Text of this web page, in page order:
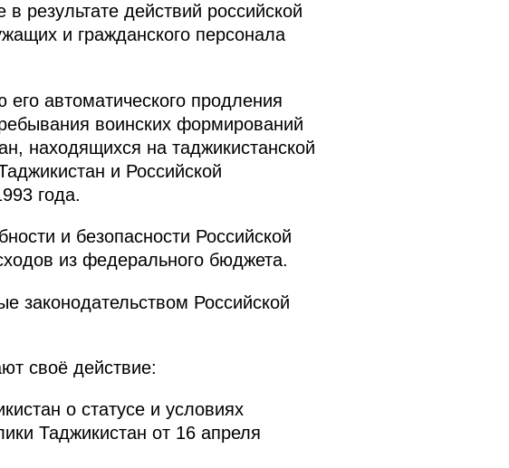
результате действий российской
и гражданского персонала
автоматического продления
воинских формирований
находящихся на таджикистанской
и Российской
года.
и безопасности Российской
из федерального бюджета.
законодательством Российской
своё действие:
о статусе и условиях
Таджикистан от 16 апреля